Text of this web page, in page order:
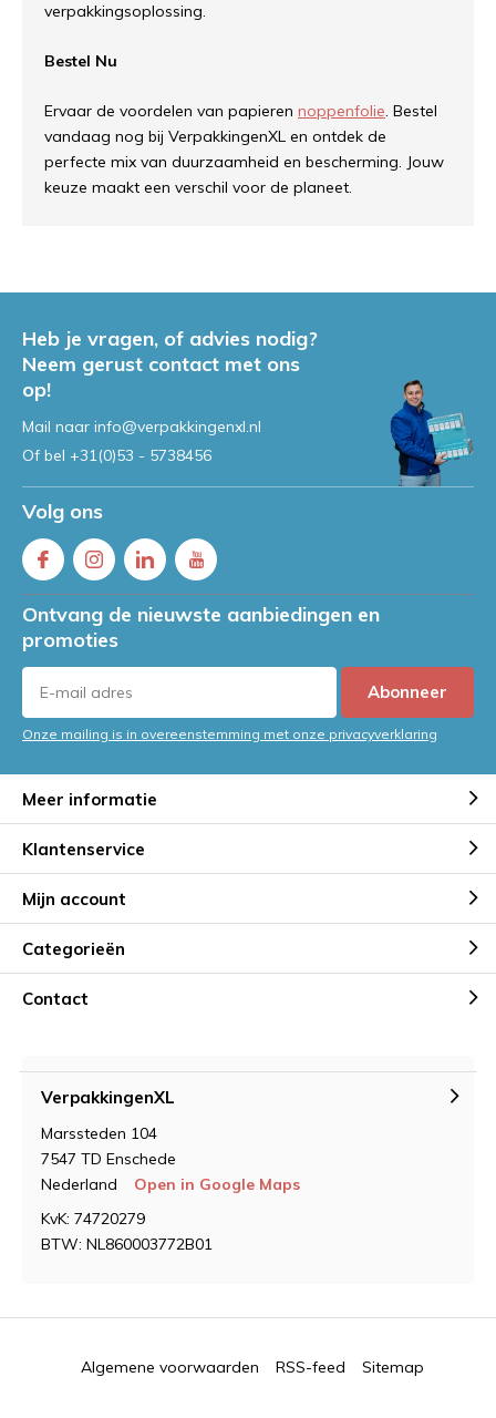
verpakkingsoplossing.
Bestel Nu
Ervaar de voordelen van papieren noppenfolie. Bestel
vandaag nog bij VerpakkingenXL en ontdek de
perfecte mix van duurzaamheid en bescherming. Jouw
keuze maakt een verschil voor de planeet.
Heb je vragen, of advies nodig?
Neem gerust contact met ons
op!
Mail naar info@verpakkingenxl.nl
Of bel +31(0)53 - 5738456
Volg ons
Ontvang de nieuwste aanbiedingen en
promoties
Abonneer
Onze mailing is in overeenstemming met onze privacyverklaring
Meer informatie
Klantenservice
Mijn account
Categorieën
Contact
VerpakkingenXL
Marssteden 104
7547 TD Enschede
Nederland
Open in Google Maps
KvK: 74720279
BTW: NL860003772B01
Algemene voorwaarden RSS-feed Sitemap